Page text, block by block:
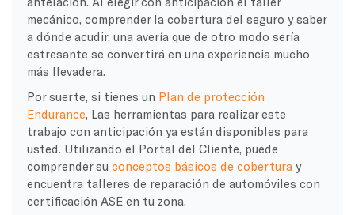
mecánico, comprender la cobertura del seguro y saber
a dónde acudir, una avería que de otro modo sería
estresante se convertirá en una experiencia mucho
más llevadera.
Por suerte, si tienes un Plan de protección
Endurance , Las herramientas para realizar este
trabajo con anticipación ya están disponibles para
usted. Utilizando el Portal del Cliente, puede
comprender su conceptos básicos de cobertura y
encuentra talleres de reparación de automóviles con
certificación ASE en tu zona.